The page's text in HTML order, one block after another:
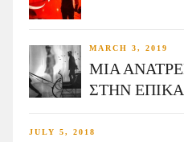
MARCH 3, 2019
ΜΙΑ
ΣΤΗΝ
JULY 5, 2018